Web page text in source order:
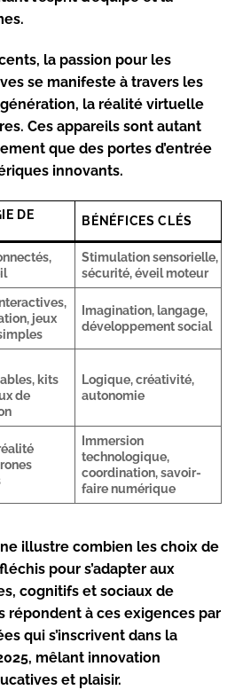
la passion pour les
se manifeste à travers les
la réalité virtuelle
Ces appareils sont autant
que des portes d’entrée
innovants.
DE
BÉNÉFICES CLÉS
Stimulation sensorielle,
sécurité, éveil moteur
jeux
Imagination, langage,
développement social
kits
de
Logique, créativité,
autonomie
Immersion
technologique,
coordination, savoir-
faire numérique
illustre combien les choix de
pour s’adapter aux
cognitifs et sociaux de
répondent à ces exigences par
qui s’inscrivent dans la
mêlant innovation
et plaisir.